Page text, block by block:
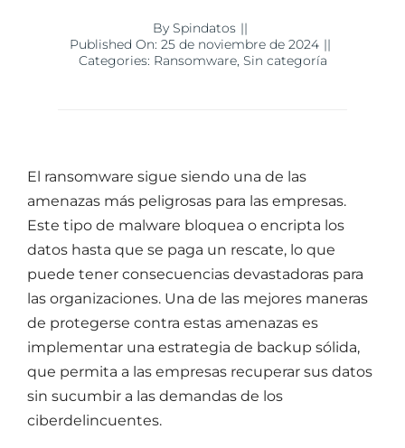
By Spindatos ||
Published On: 25 de noviembre de 2024 ||
Categories: Ransomware, Sin categoría
El ransomware sigue siendo una de las
amenazas más peligrosas para las empresas.
Este tipo de malware bloquea o encripta los
datos hasta que se paga un rescate, lo que
puede tener consecuencias devastadoras para
las organizaciones. Una de las mejores maneras
de protegerse contra estas amenazas es
implementar una estrategia de backup sólida,
que permita a las empresas recuperar sus datos
sin sucumbir a las demandas de los
ciberdelincuentes.